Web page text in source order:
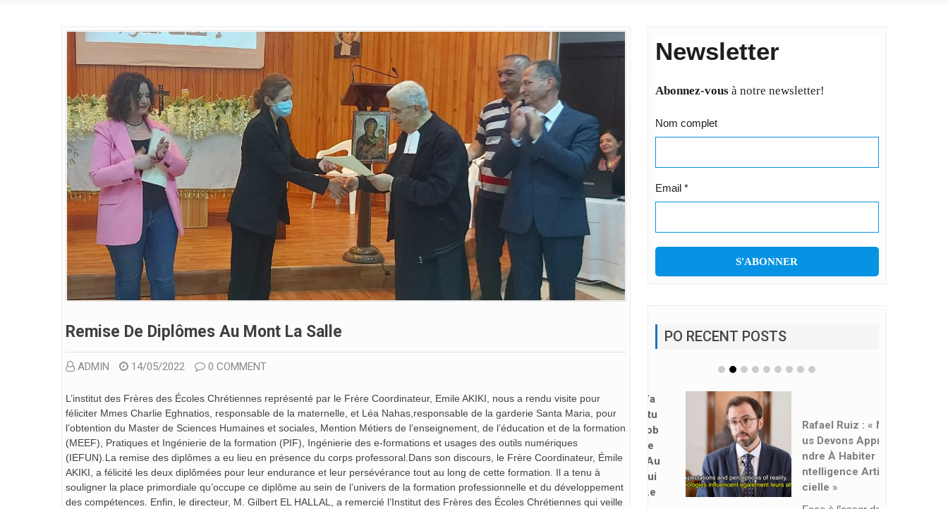
Remise De Diplômes Au Mont La Salle
ADMIN 14/05/2022 0 COMMENT
L’institut des Frères des Écoles Chrétiennes représenté par le Frère Coordinateur, Emile AKIKI, nous a rendu visite pour
féliciter Mmes Charlie Eghnatios, responsable de la maternelle, et Léa Nahas,responsable de la garderie Santa Maria, pour
l’obtention du Master de Sciences Humaines et sociales, Mention Métiers de l’enseignement, de l’éducation et de la formation
(MEEF), Pratiques et Ingénierie de la formation (PIF), Ingénierie des e-formations et usages des outils numériques
(IEFUN).La remise des diplômes a eu lieu en présence du corps professoral.Dans son discours, le Frère Coordinateur, Émile
AKIKI, a félicité les deux diplômées pour leur endurance et leur persévérance tout au long de cette formation. Il a tenu à
souligner la place primordiale qu’occupe ce diplôme au sein de l’univers de la formation professionnelle et du développement
des compétences. Enfin, le directeur, M. Gilbert EL HALLAL, a remercié l’Institut des Frères des Écoles Chrétiennes qui veille
Newsletter
Abonnez-vousà notre newsletter!
Nom complet
Email *
PO RECENT POSTS
Ndre À Habiter L’i
Ntelligence Artifi
Cielle »
Face à l’essor de l’i
ntelligence artificiell